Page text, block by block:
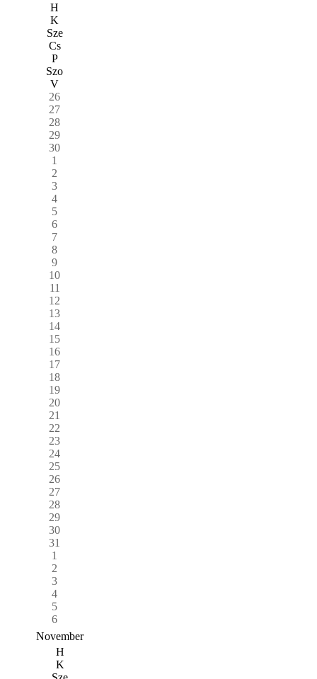
H
K
Sze
Cs
P
Szo
V
26
27
28
29
30
1
2
3
4
5
6
7
8
9
10
11
12
13
14
15
16
17
18
19
20
21
22
23
24
25
26
27
28
29
30
31
1
2
3
4
5
6
November
H
K